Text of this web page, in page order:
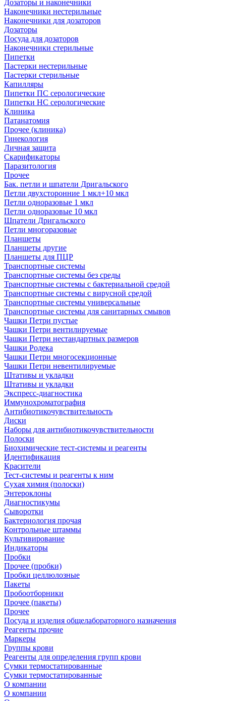
Дозаторы и наконечники
Наконечники нестерильные
Наконечники для дозаторов
Дозаторы
Посуда для дозаторов
Наконечники стерильные
Пипетки
Пастерки нестерильные
Пастерки стерильные
Капилляры
Пипетки ПС серологические
Пипетки НС серологические
Клиника
Патанатомия
Прочее (клиника)
Гинекология
Личная защита
Скарификаторы
Паразитология
Прочее
Бак. петли и шпатели Дригальского
Петли двухсторонние 1 мкл+10 мкл
Петли одноразовые 1 мкл
Петли одноразовые 10 мкл
Шпатели Дригальского
Петли многоразовые
Планшеты
Планшеты другие
Планшеты для ПЦР
Транспортные системы
Транспортные системы без среды
Транспортные системы с бактериальной средой
Транспортные системы с вирусной средой
Транспортные системы универсальные
Транспортные системы для санитарных смывов
Чашки Петри пустые
Чашки Петри вентилируемые
Чашки Петри нестандартных размеров
Чашки Родека
Чашки Петри многосекционные
Чашки Петри невентилируемые
Штативы и укладки
Штативы и укладки
Экспресс-диагностика
Иммунохроматография
Антибиотикочувствительность
Диски
Наборы для антибиотикочувствительности
Полоски
Биохимические тест-системы и реагенты
Идентификация
Красители
Тест-системы и реагенты к ним
Сухая химия (полоски)
Энтероклоны
Диагностикумы
Сыворотки
Бактериология прочая
Контрольные штаммы
Культивирование
Индикаторы
Пробки
Прочее (пробки)
Пробки целлюлозные
Пакеты
Пробоотборники
Прочее (пакеты)
Прочее
Посуда и изделия общелабораторного назначения
Реагенты прочие
Маркеры
Группы крови
Реагенты для определения групп крови
Сумки термостатированные
Сумки термостатированные
О компании
О компании